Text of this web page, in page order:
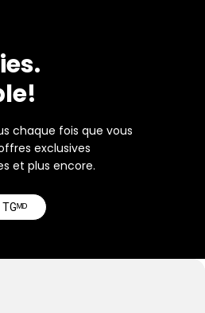
chaque fois que vous
exclusives
et plus encore.